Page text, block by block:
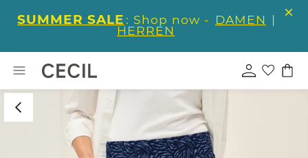
SUMMER SALE : Shop now - DAMEN |
HERREN